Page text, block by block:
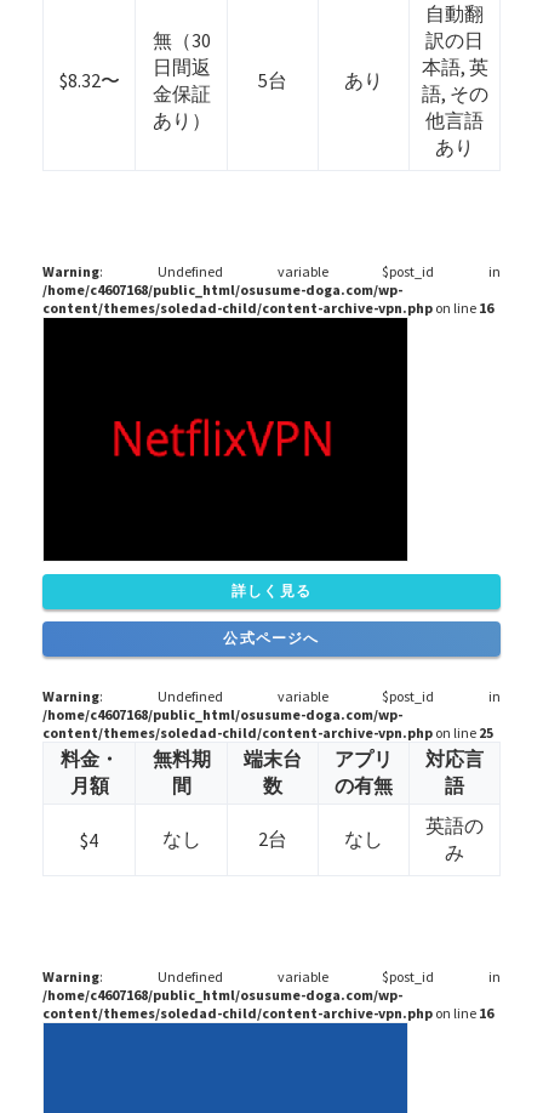
$8.32〜
無（30
日間返
金保証
あり）
5台 あり
自動翻
訳の日
本語, 英
語, その
他言語
あり
Warning: Undefined variable $post_id in
/home/c4607168/public_html/osusume-doga.com/wp-
content/themes/soledad-child/content-archive-vpn.php on line 16
詳しく見る
公式ページへ
Warning: Undefined variable $post_id in
/home/c4607168/public_html/osusume-doga.com/wp-
content/themes/soledad-child/content-archive-vpn.php on line 25
料金・
月額
無料期
間
端末台
数
アプリ
の有無
対応言
語
$4 なし 2台 なし
英語の
み
Warning: Undefined variable $post_id in
/home/c4607168/public_html/osusume-doga.com/wp-
content/themes/soledad-child/content-archive-vpn.php on line 16